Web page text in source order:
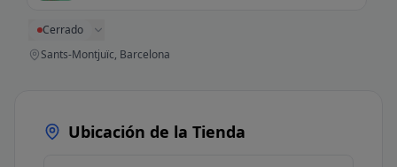
Cerrado
Sants-Montjuïc, Barcelona
Ubicación de la Tienda